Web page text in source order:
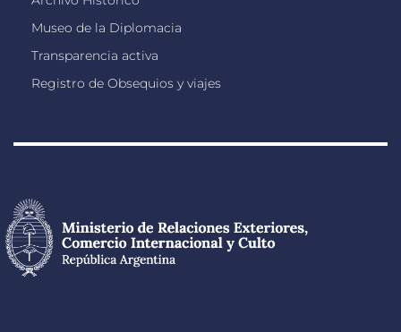
Museo de la Diplomacia
Transparencia activa
Registro de Obsequios y viajes